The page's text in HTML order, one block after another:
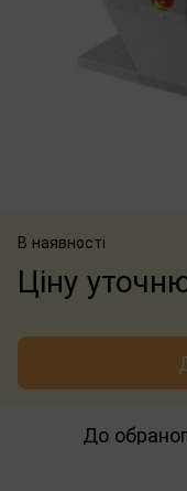
В наявності
Ціну
До